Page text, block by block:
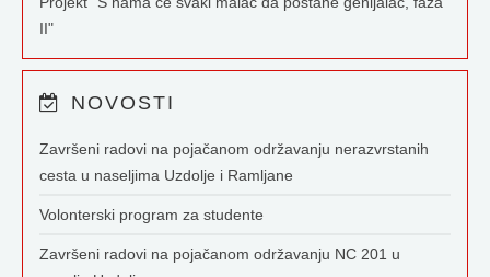
II"
NOVOSTI
Završeni radovi na pojačanom održavanju nerazvrstanih
cesta u naseljima Uzdolje i Ramljane
Volonterski program za studente
Završeni radovi na pojačanom održavanju NC 201 u